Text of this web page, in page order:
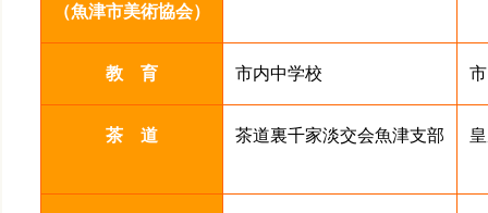
（魚津市美術協会）
教 育 市内中学校
茶 道 茶道裏千家淡交会魚津支部